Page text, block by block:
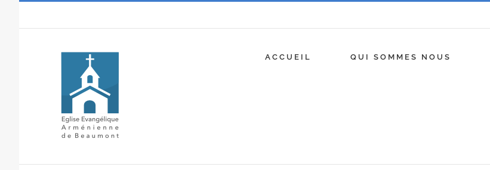
ACCUEIL QUI SOMMES NOUS